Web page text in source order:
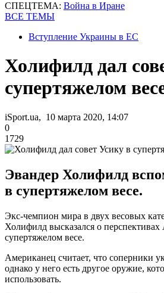
СПЕЦТЕМА: Война в Иране
ВСЕ ТЕМЫ
Вступление Украины в ЕС
Холифилд дал
супертяжелом
iSport.ua, 10 марта 2020, 14:07
0
1729
Эвандер Холифилд
в супертяжелом весе.
Экс-чемпион мира в двух весовых
Холифилд высказался о перспективах
супертяжелом весе.
Американец считает, что соперники
однако у него есть другое оружие,
использовать.